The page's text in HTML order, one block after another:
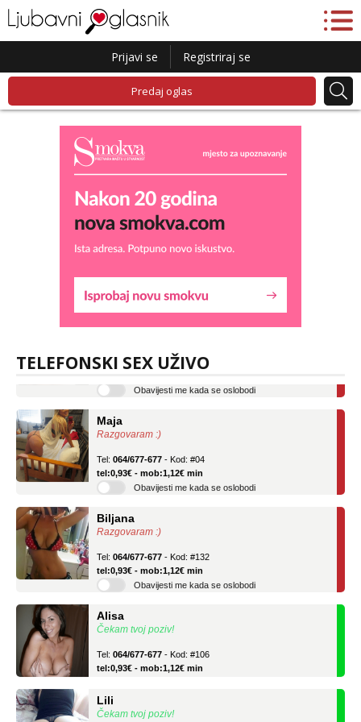
Prijavi se Registriraj se
Predaj oglas
TELEFONSKI SEX UŽIVO
Liliana
Razgovaram :)
tel:0,93€ - mob:1,12€ min
Razgovaram :)
tel:0,93€ - mob:1,12€ min
Obavijesti me kada se oslobodi
Razgovaram :)
tel:0,93€ - mob:1,12€ min
Obavijesti me kada se oslobodi
Čekam tvoj poziv!
tel:0,93€ - mob:1,12€ min
Čekam tvoj poziv!